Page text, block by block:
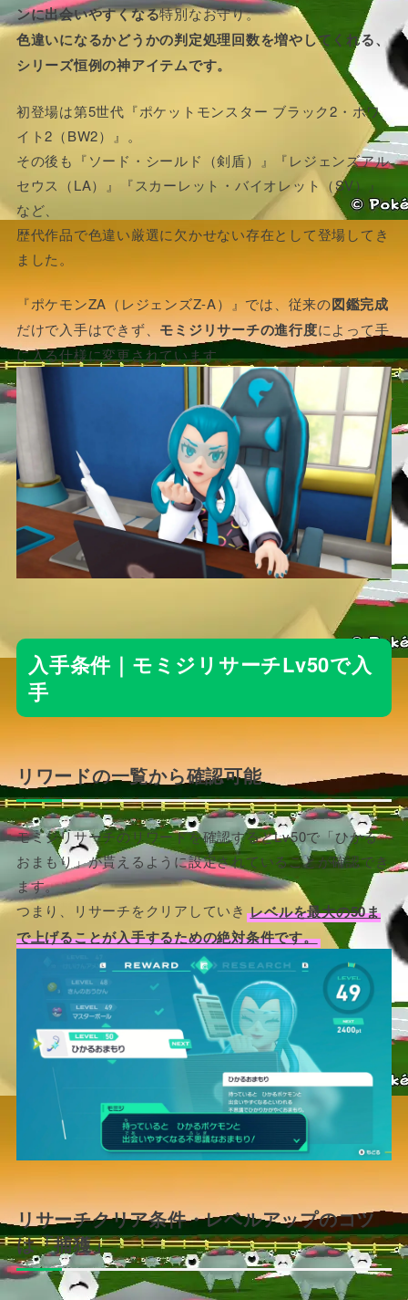
ンに出会いやすくなる特別なお守り。
色違いになるかどうかの判定処理回数を増やしてくれる、
シリーズ恒例の神アイテムです。
初登場は第5世代『ポケットモンスター ブラック2・ホワ
イト2（BW2）』。
その後も『ソード・シールド（剣盾）』『レジェンズアル
セウス（LA）』『スカーレット・バイオレット（SV）』
など、
歴代作品で色違い厳選に欠かせない存在として登場してき
ました。
『ポケモンZA（レジェンズZ-A）』では、従来の図鑑完成
だけで入手はできず、 モミジリサーチの進行度によって手
に入る仕様に変更されています。
入手条件｜モミジリサーチLv50で入
手
リワードの一覧から確認可能
モミジリサーチのリワードを確認するとLv50で「ひかる
おまもり」が貰えるように設定されていることが確認でき
ます。
つまり、リサーチをクリアしていき レベルを最大の50ま
で上げることが入手するための絶対条件です。
リサーチクリア条件・レベルアップのコツ
は「捕獲」